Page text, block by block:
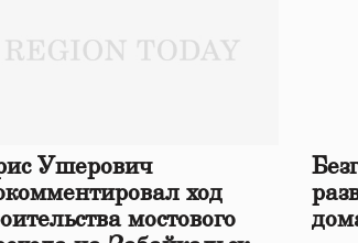
Ушерович
ход
мостового